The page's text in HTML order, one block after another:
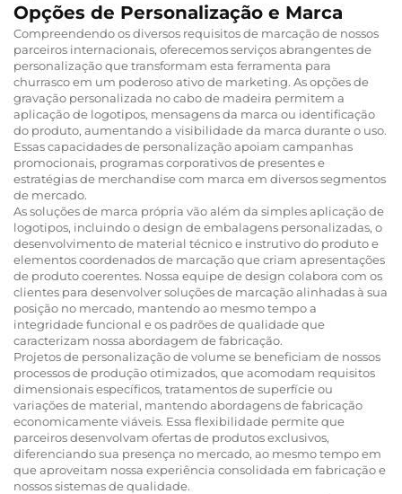
Opções de Personalização e Marca
Compreendendo os diversos requisitos de marcação de nossos
parceiros internacionais, oferecemos serviços abrangentes de
personalização que transformam esta ferramenta para
churrasco em um poderoso ativo de marketing. As opções de
gravação personalizada no cabo de madeira permitem a
aplicação de logotipos, mensagens da marca ou identificação
do produto, aumentando a visibilidade da marca durante o uso.
Essas capacidades de personalização apoiam campanhas
promocionais, programas corporativos de presentes e
estratégias de merchandise com marca em diversos segmentos
de mercado.
As soluções de marca própria vão além da simples aplicação de
logotipos, incluindo o design de embalagens personalizadas, o
desenvolvimento de material técnico e instrutivo do produto e
elementos coordenados de marcação que criam apresentações
de produto coerentes. Nossa equipe de design colabora com os
clientes para desenvolver soluções de marcação alinhadas à sua
posição no mercado, mantendo ao mesmo tempo a
integridade funcional e os padrões de qualidade que
caracterizam nossa abordagem de fabricação.
Projetos de personalização de volume se beneficiam de nossos
processos de produção otimizados, que acomodam requisitos
dimensionais específicos, tratamentos de superfície ou
variações de material, mantendo abordagens de fabricação
economicamente viáveis. Essa flexibilidade permite que
parceiros desenvolvam ofertas de produtos exclusivos,
diferenciando sua presença no mercado, ao mesmo tempo em
que aproveitam nossa experiência consolidada em fabricação e
nossos sistemas de qualidade.